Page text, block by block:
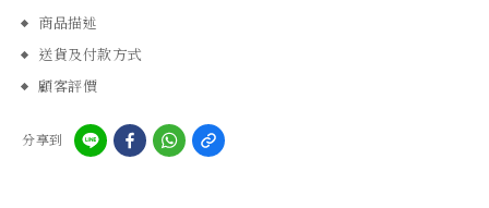
商品描述
送貨及付款方式
顧客評價
分享到